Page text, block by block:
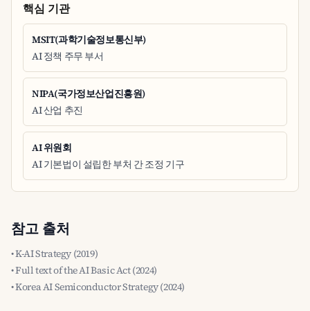
핵심 기관
MSIT(과학기술정보통신부)
AI 정책 주무 부서
NIPA(국가정보산업진흥원)
AI 산업 추진
AI 위원회
AI 기본법이 설립한 부처 간 조정 기구
참고 출처
• K-AI Strategy (2019)
• Full text of the AI Basic Act (2024)
• Korea AI Semiconductor Strategy (2024)